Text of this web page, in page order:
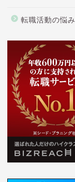
転職活動の悩み